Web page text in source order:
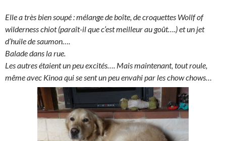
Elle a très bien soupé : mélange de boîte, de croquettes Wollf of
wilderness chiot (paraît-il que c’est meilleur au goût….) et un jet
d’huile de saumon….
Balade dans la rue.
Les autres étaient un peu excités…. Mais maintenant, tout roule,
même avec Kinoa qui se sent un peu envahi par les chow chows…